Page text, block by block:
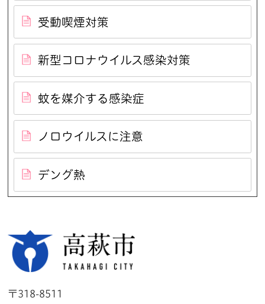
受動喫煙対策
新型コロナウイルス感染対策
蚊を媒介する感染症
ノロウイルスに注意
デング熱
〒318-8511